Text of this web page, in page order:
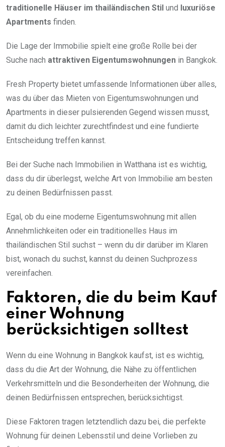
traditionelle Häuser im thailändischen Stil und luxuriöse
Apartments finden.
Die Lage der Immobilie spielt eine große Rolle bei der
Suche nach attraktiven Eigentumswohnungen in Bangkok.
Fresh Property bietet umfassende Informationen über alles,
was du über das Mieten von Eigentumswohnungen und
Apartments in dieser pulsierenden Gegend wissen musst,
damit du dich leichter zurechtfindest und eine fundierte
Entscheidung treffen kannst.
Bei der Suche nach Immobilien in Watthana ist es wichtig,
dass du dir überlegst, welche Art von Immobilie am besten
zu deinen Bedürfnissen passt.
Egal, ob du eine moderne Eigentumswohnung mit allen
Annehmlichkeiten oder ein traditionelles Haus im
thailändischen Stil suchst – wenn du dir darüber im Klaren
bist, wonach du suchst, kannst du deinen Suchprozess
vereinfachen.
Faktoren, die du beim Kauf
einer Wohnung
berücksichtigen solltest
Wenn du eine Wohnung in Bangkok kaufst, ist es wichtig,
dass du die Art der Wohnung, die Nähe zu öffentlichen
Verkehrsmitteln und die Besonderheiten der Wohnung, die
deinen Bedürfnissen entsprechen, berücksichtigst.
Diese Faktoren tragen letztendlich dazu bei, die perfekte
Wohnung für deinen Lebensstil und deine Vorlieben zu